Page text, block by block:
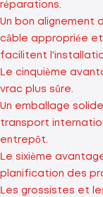
réparations.
Un bon alignement
câble appropriée
facilitent
Le cinquième
vrac plus sûre.
Un emballage
transport
entrepôt.
Le sixième
planification des
Les grossistes et